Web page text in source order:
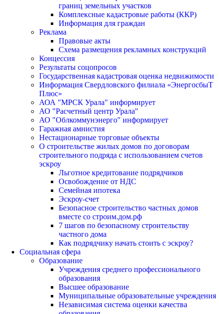
границ земельных участков
Комплексные кадастровые работы (ККР)
Информация для граждан
Реклама
Правовые акты
Схема размещения рекламных конструкций
Концессия
Результаты соцопросов
Государственная кадастровая оценка недвижимости
Информация Свердловского филиала «ЭнергосбыТ
Плюс»
АОА "МРСК Урала" информирует
АО "Расчетный центр Урала"
АО "Облкоммунэнерго" информирует
Гаражная амнистия
Нестационарные торговые объекты
О строительстве жилых домов по договорам
строительного подряда с использованием счетов
эскроу
Льготное кредитование подрядчиков
Освобождение от НДС
Семейная ипотека
Эскроу-счет
Безопасное строительство частных домов
вместе со строим.дом.рф
7 шагов по безопасному строительству
частного дома
Как подрядчику начать стоить с эскроу?
Социальная сфера
Образование
Учреждения среднего профессионального
образования
Высшее образование
Муниципальные образовательные учреждения
Независимая система оценки качества